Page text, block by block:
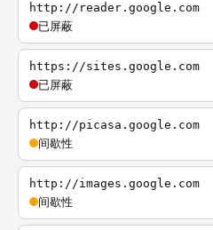
http://reader.google.com
已屏蔽
https://sites.google.com
已屏蔽
http://picasa.google.com
间歇性
http://images.google.com
间歇性